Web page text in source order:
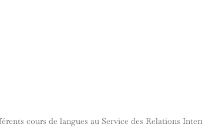
cours de langues au Service des Relations